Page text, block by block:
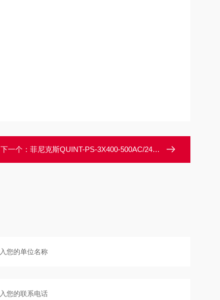
下一个： 菲尼克斯QUINT-PS-3X400-500AC/24DC/20德国电源